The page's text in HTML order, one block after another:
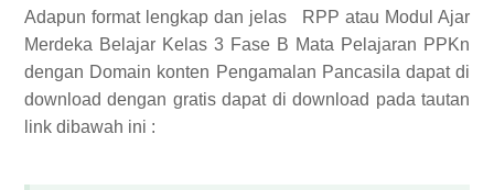
Adapun format lengkap dan jelas
RPP atau Modul Ajar
Merdeka Belajar Kelas 3 Fase B Mata Pelajaran PPKn
dengan Domain konten Pengamalan Pancasila dapat di
download dengan gratisdapat di download pada tautan
link dibawah ini :